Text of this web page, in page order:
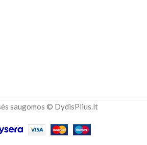
saugomos © DydisPlius.lt